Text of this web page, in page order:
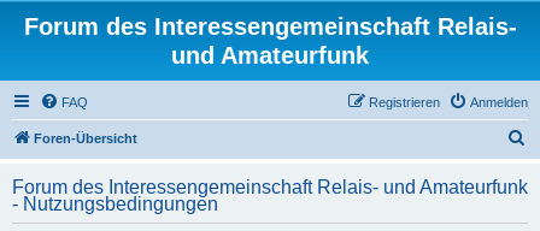
Forum des Interessengemeinschaft Relais-
und Amateurfunk
FAQ Anmelden
Registrieren
Foren-Übersicht
c
h
Forum des Interessengemeinschaft Relais- und Amateurfunk
- Nutzungsbedingungen